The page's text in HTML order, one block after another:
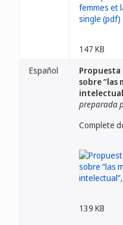
147 KB
Español
Propuesta
sobre “las
preparada
Complete
139 KB